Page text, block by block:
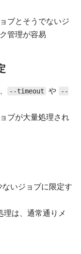
ブとそうでないジ
管理が容易
--timeout や
--
ブが大量処理され
いジョブに限定す
理は、通常通りメ